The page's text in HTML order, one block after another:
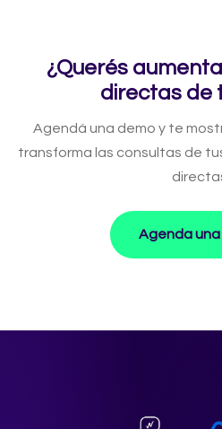
¿Querés
directas de
Agendá una demo y te
transforma las consultas de
Agenda una